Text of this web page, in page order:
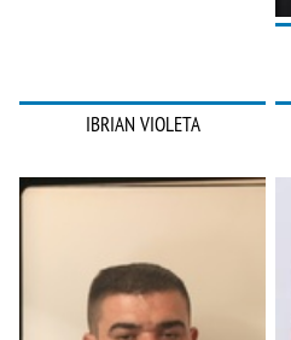
IBRIAN VIOLETA